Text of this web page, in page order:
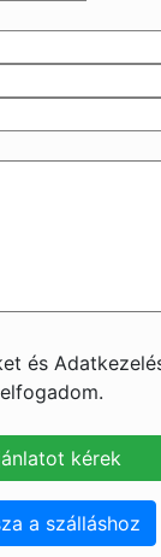
és
elfogadom.
a szálláshoz